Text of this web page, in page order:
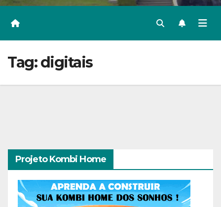
Tag:digitais
Projeto Kombi Home